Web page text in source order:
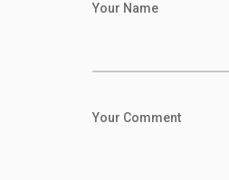
Your Name
Your Comment